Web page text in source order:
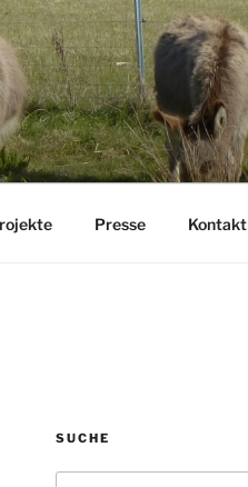
Presse Kontakt
SUCHE